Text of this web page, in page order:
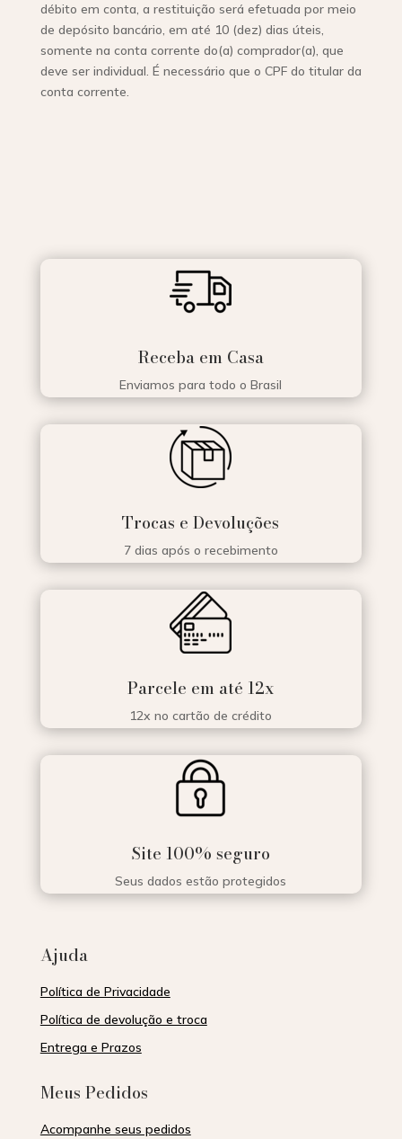
débito em conta, a restituição será efetuada por meio
de depósito bancário, em até 10 (dez) dias úteis,
somente na conta corrente do(a) comprador(a), que
deve ser individual. É necessário que o CPF do titular da
conta corrente.
Receba em Casa
Enviamos para todo o Brasil
Trocas e Devoluções
7 dias após o recebimento
Parcele em até 12x
12x no cartão de crédito
Site 100% seguro
Seus dados estão protegidos
Ajuda
Política de Privacidade
Política de devolução e troca
Entrega e Prazos
Meus Pedidos
Acompanhe seus pedidos